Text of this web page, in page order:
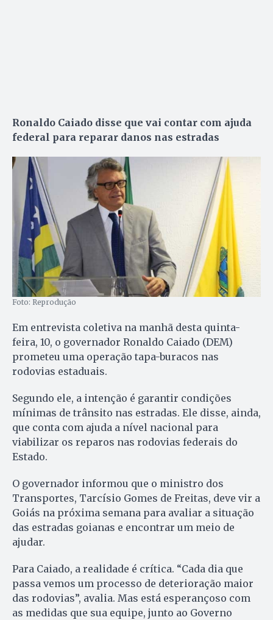
Ronaldo Caiado disse que vai contar com ajuda
federal para reparar danos nas estradas
Foto: Reprodução
Em entrevista coletiva na manhã desta quinta-
feira, 10, o governador Ronaldo Caiado (DEM)
prometeu uma operação tapa-buracos nas
rodovias estaduais.
Segundo ele, a intenção é garantir condições
mínimas de trânsito nas estradas. Ele disse, ainda,
que conta com ajuda a nível nacional para
viabilizar os reparos nas rodovias federais do
Estado.
O governador informou que o ministro dos
Transportes, Tarcísio Gomes de Freitas, deve vir a
Goiás na próxima semana para avaliar a situação
das estradas goianas e encontrar um meio de
ajudar.
Para Caiado, a realidade é crítica. “Cada dia que
passa vemos um processo de deterioração maior
das rodovias”, avalia. Mas está esperançoso com
as medidas que sua equipe, junto ao Governo